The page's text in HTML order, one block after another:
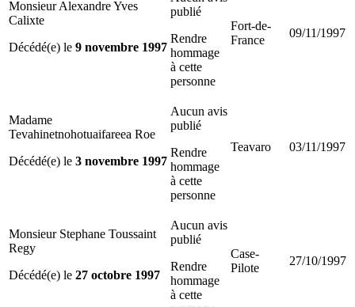
Monsieur Alexandre Yves
Calixte
Décédé(e) le 9 novembre 1997
publié
Rendre
hommage
à cette
personne
Fort-de-
France
09/11/1997
Madame
Tevahinetnohotuaifareea Roe
Décédé(e) le 3 novembre 1997
Aucun avis
publié
Rendre
hommage
à cette
personne
Teavaro 03/11/1997
Monsieur Stephane Toussaint
Regy
Décédé(e) le 27 octobre 1997
Aucun avis
publié
Rendre
hommage
à cette
Case-
Pilote
27/10/1997